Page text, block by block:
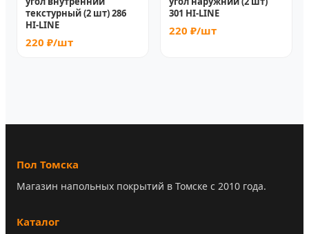
текстурный (2 шт) 286
HI-LINE
220 ₽/шт
301 HI-LINE
220 ₽/шт
Пол Томска
Магазин напольных покрытий в Томске с 2010 года.
Каталог